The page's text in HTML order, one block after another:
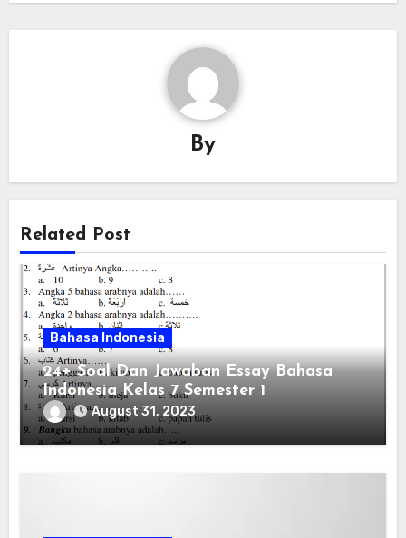
By
Related Post
Bahasa Indonesia
24+ Soal Dan Jawaban Essay Bahasa
Indonesia Kelas 7 Semester 1
August 31, 2023